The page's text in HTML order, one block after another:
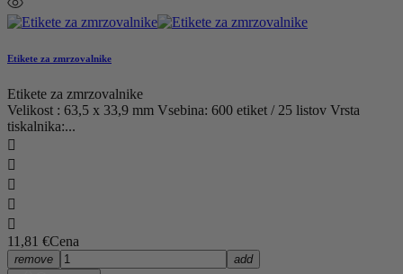
Etikete za zmrzovalnike
Etikete za zmrzovalnike
Velikost : 63,5 x 33,9 mm Vsebina: 600 etiket / 25 listov Vrsta
tiskalnika:...





11,81 €Cena
remove
add